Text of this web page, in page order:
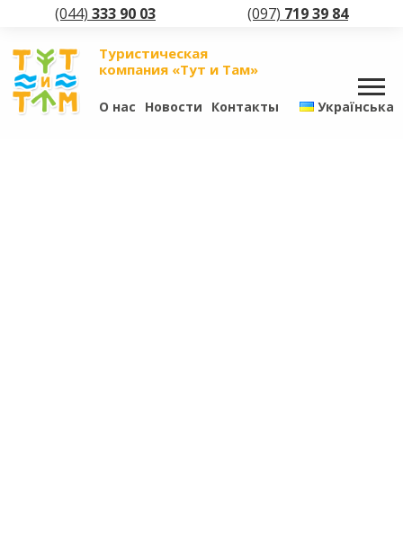
(044) 333 90 03 (097) 719 39 84
Туристическая
компания «Тут и Там»
О нас Новости Контакты Українська